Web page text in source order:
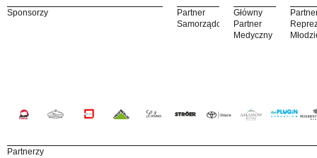
Sponsorzy
Partner
Samorządowy
Główny
Partner
Medyczny
Partnerzy